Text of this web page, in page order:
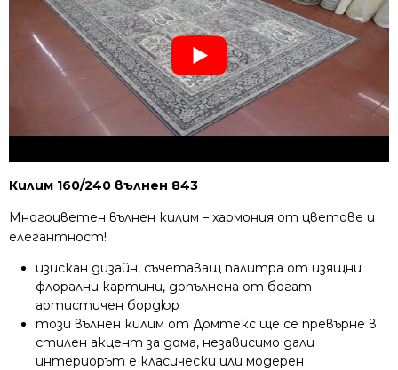
Килим 160/240 вълнен 843
Многоцветен вълнен килим – хармония от цветове и
елегантност!
изискан дизайн, съчетаващ палитра от изящни
флорални картини, допълнена от богат
артистичен бордюр
този вълнен килим от Домтекс ще се превърне в
стилен акцент за дома, независимо дали
интериорът е класически или модерен